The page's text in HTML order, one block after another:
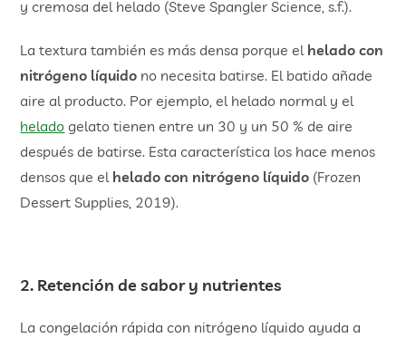
y cremosa del helado (Steve Spangler Science, s.f.).
La textura también es más densa porque el helado con
nitrógeno líquido no necesita batirse. El batido añade
aire al producto. Por ejemplo, el helado normal y el
helado gelato tienen entre un 30 y un 50 % de aire
después de batirse. Esta característica los hace menos
densos que el helado con nitrógeno líquido (Frozen
Dessert Supplies, 2019).
2. Retención de sabor y nutrientes
La congelación rápida con nitrógeno líquido ayuda a